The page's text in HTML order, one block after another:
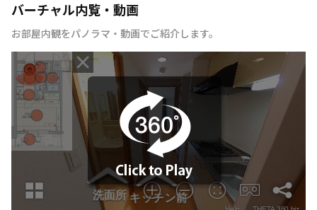
バーチャル内覧・動画
お部屋内観をパノラマ・動画でご紹介します。